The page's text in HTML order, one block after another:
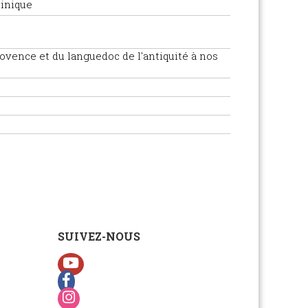
et du languedoc de l'antiquité à nos
SUIVEZ-NOUS